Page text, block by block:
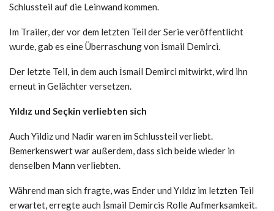
Schlussteil auf die Leinwand kommen.
Im Trailer, der vor dem letzten Teil der Serie veröffentlicht
wurde, gab es eine Überraschung von İsmail Demirci.
Der letzte Teil, in dem auch İsmail Demirci mitwirkt, wird ihn
erneut in Gelächter versetzen.
Yıldız und Seçkin verliebten sich
Auch Yildiz und Nadir waren im Schlussteil verliebt.
Bemerkenswert war außerdem, dass sich beide wieder in
denselben Mann verliebten.
Während man sich fragte, was Ender und Yıldız im letzten Teil
erwartet, erregte auch İsmail Demircis Rolle Aufmerksamkeit.